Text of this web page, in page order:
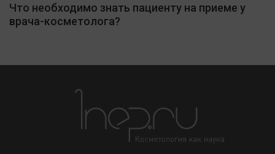
Что необходимо знать пациенту на приеме у
врача-косметолога?